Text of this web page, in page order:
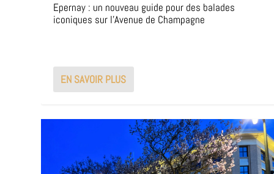
Epernay : un nouveau guide pour des balades
iconiques sur l’Avenue de Champagne
EN SAVOIR PLUS